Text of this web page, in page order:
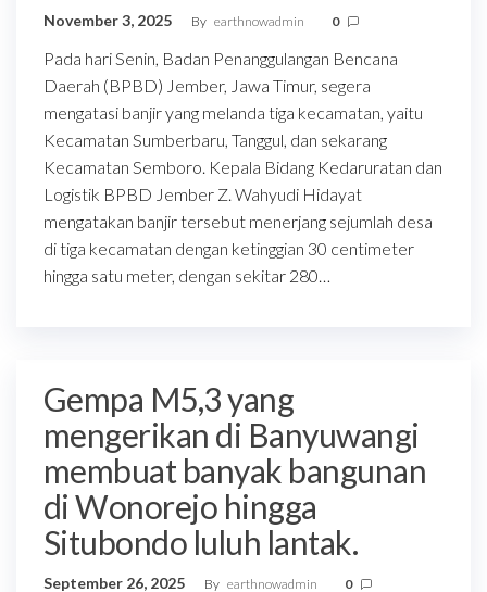
November 3, 2025 By earthnowadmin 0
Pada hari Senin, Badan Penanggulangan Bencana
Daerah (BPBD) Jember, Jawa Timur, segera
mengatasi banjir yang melanda tiga kecamatan, yaitu
Kecamatan Sumberbaru, Tanggul, dan sekarang
Kecamatan Semboro. Kepala Bidang Kedaruratan dan
Logistik BPBD Jember Z. Wahyudi Hidayat
mengatakan banjir tersebut menerjang sejumlah desa
di tiga kecamatan dengan ketinggian 30 centimeter
hingga satu meter, dengan sekitar 280…
Gempa M5,3 yang
mengerikan di Banyuwangi
membuat banyak bangunan
di Wonorejo hingga
Situbondo luluh lantak.
September 26, 2025 By earthnowadmin 0